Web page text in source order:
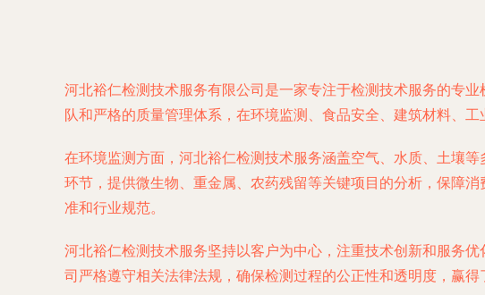
河北裕仁检测技术服务有限公司是一家专注于检测技术服务的专
队和严格的质量管理体系，在环境监测、食品安全、建筑材料、工
在环境监测方面，河北裕仁检测技术服务涵盖空气、水质、土壤
环节，提供微生物、重金属、农药残留等关键项目的分析，保障
准和行业规范。
河北裕仁检测技术服务坚持以客户为中心，注重技术创新和服务
司严格遵守相关法律法规，确保检测过程的公正性和透明度，赢得